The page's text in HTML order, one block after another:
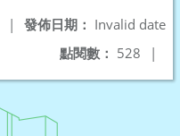
發佈日期： Invalid date
|
點閱數： 528 |